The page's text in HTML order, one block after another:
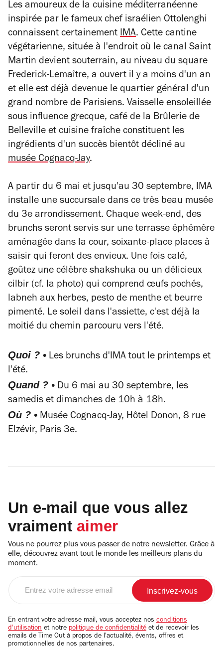
Les amoureux de la cuisine méditerranéenne
inspirée par le fameux chef israélien Ottolenghi
connaissent certainement IMA. Cette cantine
végétarienne, située à l'endroit où le canal Saint
Martin devient souterrain, au niveau du square
Frederick-Lemaître, a ouvert il y a moins d'un an
et elle est déjà devenue le quartier général d'un
grand nombre de Parisiens. Vaisselle ensoleillée
sous influence grecque, café de la Brûlerie de
Belleville et cuisine fraîche constituent les
ingrédients d'un succès bientôt décliné au
musée Cognacq-Jay.
A partir du 6 mai et jusqu'au 30 septembre, IMA
installe une succursale dans ce très beau musée
du 3e arrondissement. Chaque week-end, des
brunchs seront servis sur une terrasse éphémère
aménagée dans la cour, soixante-place places à
saisir qui feront des envieux. Une fois calé,
goûtez une célèbre shakshuka ou un délicieux
cilbir (cf. la photo) qui comprend œufs pochés,
labneh aux herbes, pesto de menthe et beurre
pimenté. Le soleil dans l'assiette, c'est déjà la
moitié du chemin parcouru vers l'été.
Quoi ? • Les brunchs d'IMA tout le printemps et
l'été.
Quand ? • Du 6 mai au 30 septembre, les
samedis et dimanches de 10h à 18h.
Où ? • Musée Cognacq-Jay, Hôtel Donon, 8 rue
Elzévir, Paris 3e.
Un e-mail que vous allez
vraiment aimer
Vous ne pourrez plus vous passer de notre newsletter. Grâce à
elle, découvrez avant tout le monde les meilleurs plans du
moment.
email
En entrant votre adresse mail, vous acceptez nos conditions
d'utilisation et notre politique de confidentialité et de recevoir les
emails de Time Out à propos de l'actualité, évents, offres et
promotionnelles de nos partenaires.